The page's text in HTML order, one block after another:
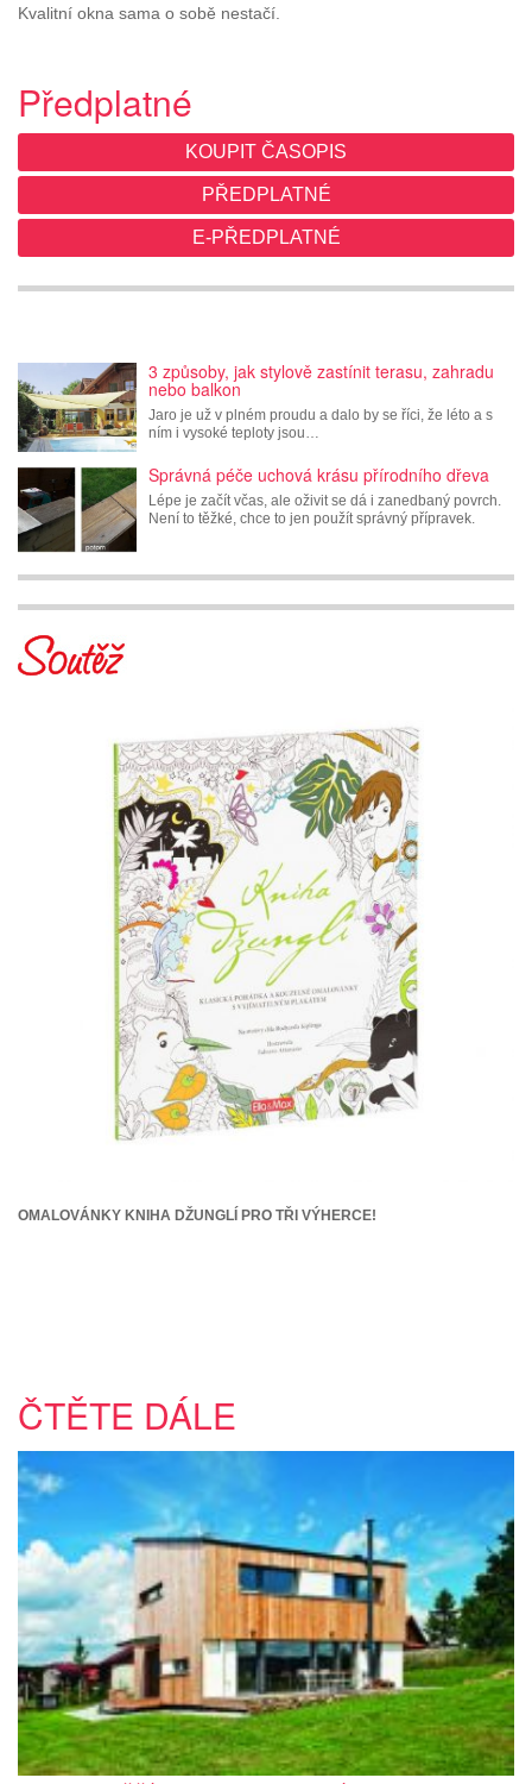
Kvalitní okna sama o sobě nestačí.
Předplatné
KOUPIT ČASOPIS
PŘEDPLATNÉ
E-PŘEDPLATNÉ
3 způsoby, jak stylově zastínit terasu, zahradu
nebo balkon
Jaro je už v plném proudu a dalo by se říci, že léto a s
ním i vysoké teploty jsou…
Správná péče uchová krásu přírodního dřeva
Lépe je začít včas, ale oživit se dá i zanedbaný povrch.
Není to těžké, chce to jen použít správný přípravek.
OMALOVÁNKY KNIHA DŽUNGLÍ PRO TŘI VÝHERCE!
ČTĚTE DÁLE